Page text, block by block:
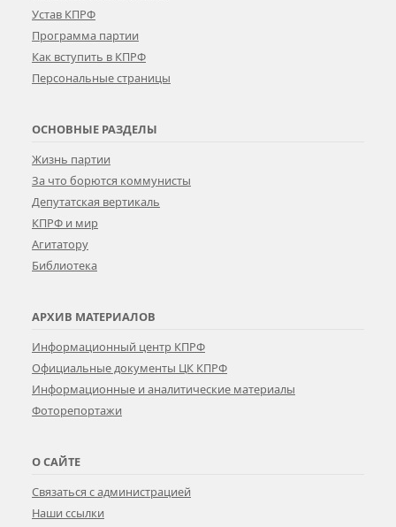
Устав КПРФ
Программа партии
Как вступить в КПРФ
Персональные страницы
ОСНОВНЫЕ РАЗДЕЛЫ
Жизнь партии
За что борются коммунисты
Депутатская вертикаль
КПРФ и мир
Агитатору
Библиотека
АРХИВ МАТЕРИАЛОВ
Информационный центр КПРФ
Официальные документы ЦК КПРФ
Информационные и аналитические материалы
Фоторепортажи
О САЙТЕ
Связаться с администрацией
Наши ссылки